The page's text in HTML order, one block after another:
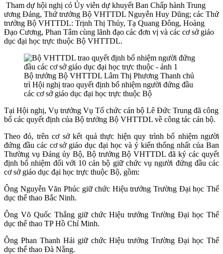
Tham dự hội nghị có Ủy viên dự khuyết Ban Chấp hành Trung
ương Đảng, Thứ trưởng Bộ VHTTDL Nguyễn Huy Dũng; các Thứ
trưởng Bộ VHTTDL: Trịnh Thị Thủy, Tạ Quang Đông, Hoàng
Đạo Cương, Phan Tâm cùng lãnh đạo các đơn vị và các cơ sở giáo
dục đại học trực thuộc Bộ VHTTDL.
Bộ trưởng Bộ VHTTDL Lâm Thị Phương Thanh chủ
trì Hội nghị trao quyết định bổ nhiệm người đứng đầu
các cơ sở giáo dục đại học trực thuộc Bộ
Tại Hội nghị, Vụ trưởng Vụ Tổ chức cán bộ Lê Đức Trung đã công
bố các quyết định của Bộ trưởng Bộ VHTTDL về công tác cán bộ.
Theo đó, trên cơ sở kết quả thực hiện quy trình bổ nhiệm người
đứng đầu các cơ sở giáo dục đại học và ý kiến thống nhất của Ban
Thường vụ Đảng ủy Bộ, Bộ trưởng Bộ VHTTDL đã ký các quyết
định bổ nhiệm đối với 10 cán bộ giữ chức vụ người đứng đầu các
cơ sở giáo dục đại học trực thuộc Bộ, gồm:
Ông Nguyễn Văn Phúc giữ chức Hiệu trưởng Trường Đại học Thể
dục thể thao Bắc Ninh.
Ông Võ Quốc Thắng giữ chức Hiệu trưởng Trường Đại học Thể
dục thể thao TP Hồ Chí Minh.
Ông Phan Thanh Hải giữ chức Hiệu trưởng Trường Đại học Thể
dục thể thao Đà Nẵng.